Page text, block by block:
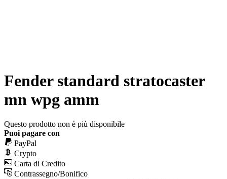
Fender standard stratocaster
mn wpg amm
Questo prodotto non è più disponibile
Puoi pagare con
PayPal
Crypto
Carta di Credito
Contrassegno/Bonifico